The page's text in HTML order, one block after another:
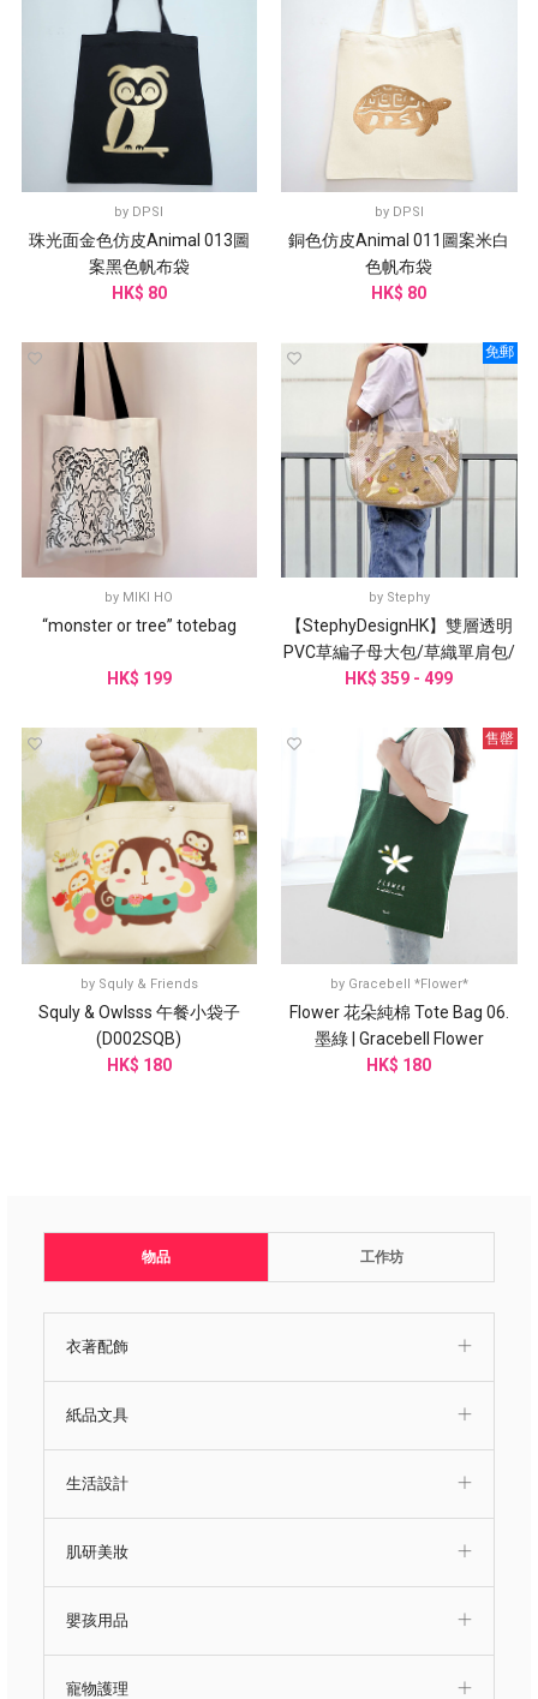
物品 工作坊
衣著配飾
紙品文具
生活設計
肌研美妝
嬰孩用品
寵物護理
by DPSI
珠光面金色仿皮Animal 013圖
案黑色帆布袋
HK$ 80
by DPSI
銅色仿皮Animal 011圖案米白
色帆布袋
HK$ 80
by MIKI HO
“monster or tree” totebag
HK$ 199
免郵
by Stephy
【StephyDesignHK】雙層透明
PVC草編子母大包/草織單肩包/
胸針包/沙灘手提包
HK$ 359 - 499
by Squly & Friends
Squly & Owlsss 午餐小袋子
(D002SQB)
HK$ 180
售罄
by Gracebell *Flower*
Flower 花朵純棉 Tote Bag 06.
墨綠 | Gracebell Flower
HK$ 180